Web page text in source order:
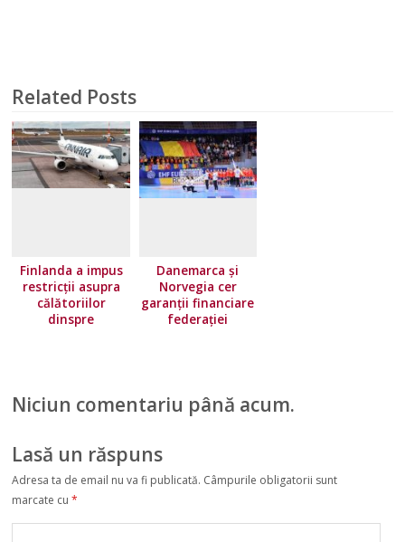
Related Posts
Finlanda a impus
restricţii asupra
călătoriilor
dinspre
condițiile de
Danemarca și
Norvegia cer
garanții financiare
federației
Niciun comentariu până acum.
Lasă un răspuns
Adresa ta de email nu va fi publicată. Câmpurile obligatorii sunt
marcate cu*